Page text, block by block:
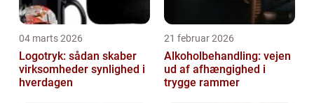
04 marts 2026
Logotryk: sådan skaber
virksomheder synlighed i
hverdagen
21 februar 2026
Alkoholbehandling: vejen
ud af afhængighed i
trygge rammer